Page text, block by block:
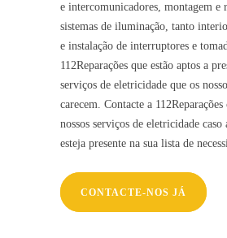
e intercomunicadores, montagem e
sistemas de iluminação, tanto
e instalação de interruptores e
112Reparações que estão aptos a
serviços de eletricidade que os
carecem. Contacte a
nossos serviços de eletricidade caso
esteja presente na sua lista de
CONTACTE-NOS JÁ